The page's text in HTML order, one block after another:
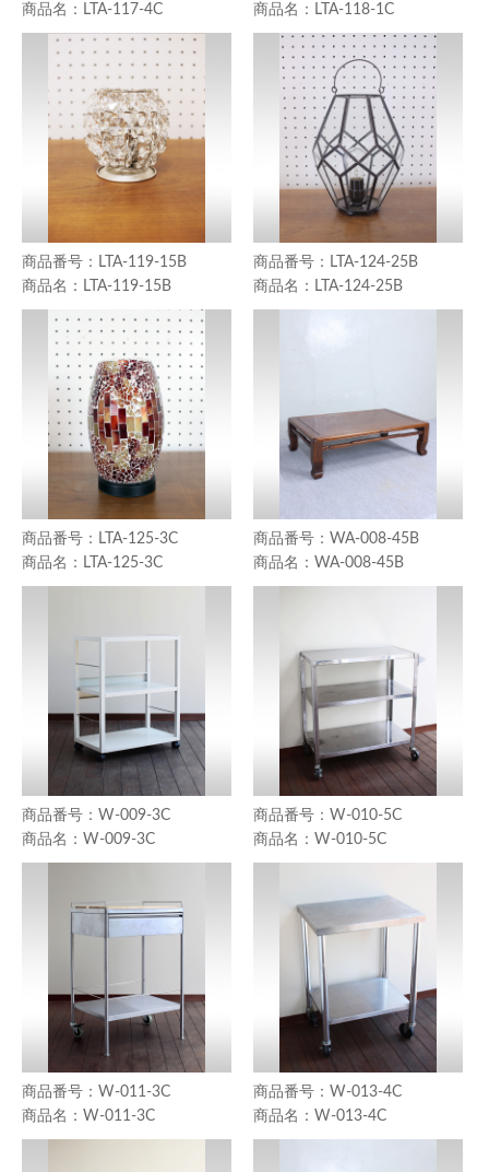
LTA-117-4C
LTA-118-1C
LTA-119-15B
LTA-119-15B
LTA-124-25B
LTA-124-25B
LTA-125-3C
LTA-125-3C
WA-008-45B
WA-008-45B
W-009-3C
W-009-3C
W-010-5C
W-010-5C
W-011-3C
W-011-3C
W-013-4C
W-013-4C